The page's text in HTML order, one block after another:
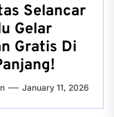
Selancar
Gelar
Gratis Di
January 11, 2026